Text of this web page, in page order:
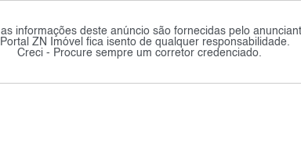
as informações deste anúncio são fornecidas pelo
ZN Imóvel fica isento de qualquer responsabilidade.
Creci - Procure sempre um corretor credenciado.